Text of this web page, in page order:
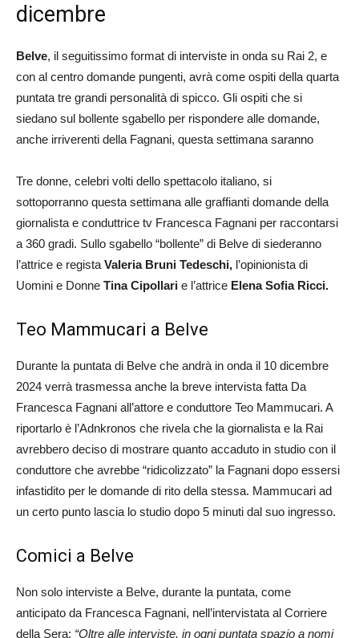
dicembre
Belve, il seguitissimo format di interviste in onda su Rai 2, e
con al centro domande pungenti, avrà come ospiti della quarta
puntata tre grandi personalità di spicco. Gli ospiti che si
siedano sul bollente sgabello per rispondere alle domande,
anche irriverenti della Fagnani, questa settimana saranno
Tre donne, celebri volti dello spettacolo italiano, si
sottoporranno questa settimana alle graffianti domande della
giornalista e conduttrice tv Francesca Fagnani per raccontarsi
a 360 gradi. Sullo sgabello “bollente” di Belve di siederanno
l’attrice e regista Valeria Bruni Tedeschi, l’opinionista di
Uomini e Donne Tina Cipollari e l’attrice Elena Sofia Ricci.
Teo Mammucari a Belve
Durante la puntata di Belve che andrà in onda il 10 dicembre
2024 verrà trasmessa anche la breve intervista fatta Da
Francesca Fagnani all’attore e conduttore Teo Mammucari. A
riportarlo è l’Adnkronos che rivela che la giornalista e la Rai
avrebbero deciso di mostrare quanto accaduto in studio con il
conduttore che avrebbe “ridicolizzato” la Fagnani dopo essersi
infastidito per le domande di rito della stessa. Mammucari ad
un certo punto lascia lo studio dopo 5 minuti dal suo ingresso.
Comici a Belve
Non solo interviste a Belve, durante la puntata, come
anticipato da Francesca Fagnani, nell’intervistata al Corriere
della Sera: “Oltre alle interviste, in ogni puntata spazio a nomi